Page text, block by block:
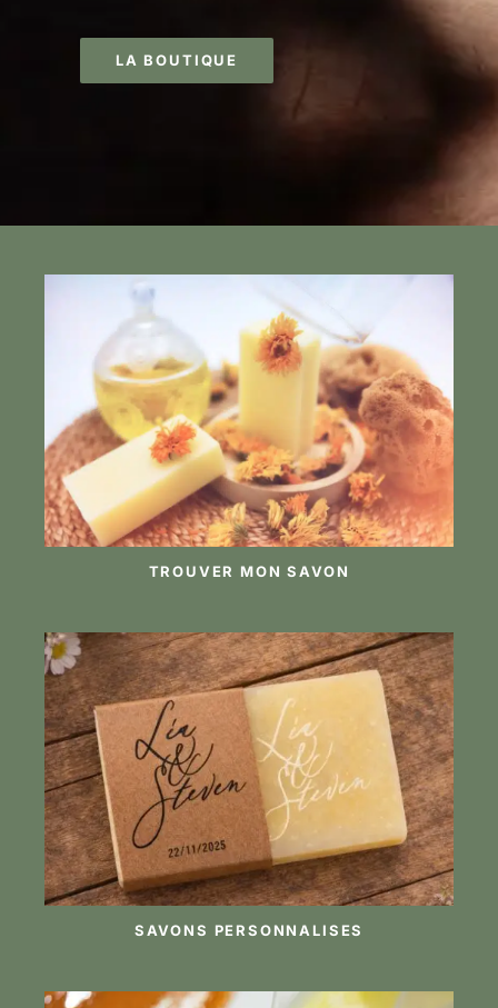
LA BOUTIQUE
TROUVER MON SAVON
SAVONS PERSONNALISES